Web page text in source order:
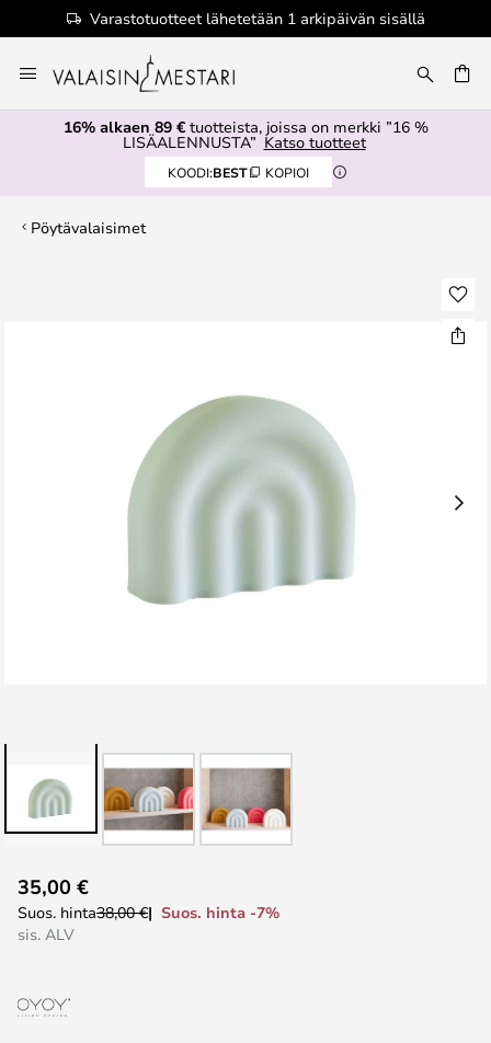
Varastotuotteet lähetetään 1 arkipäivän sisällä
to
Content
16% alkaen 89 €tuotteista, joissa on merkki ”16 %
LISÄALENNUSTA” Katso tuotteet
KOODI:BEST KOPIOI
Pöytävalaisimet
to
the
the
35,00 €
Suos. hinta38,00 €
Suos. hinta -7%
sis. ALV